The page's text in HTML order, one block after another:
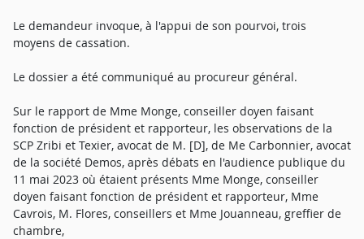
Le demandeur invoque, à l'appui de son pourvoi, trois
moyens de cassation.
Le dossier a été communiqué au procureur général.
Sur le rapport de Mme Monge, conseiller doyen faisant
fonction de président et rapporteur, les observations de la
SCP Zribi et Texier, avocat de M. [D], de Me Carbonnier, avocat
de la société Demos, après débats en l'audience publique du
11 mai 2023 où étaient présents Mme Monge, conseiller
doyen faisant fonction de président et rapporteur, Mme
Cavrois, M. Flores, conseillers et Mme Jouanneau, greffier de
chambre,